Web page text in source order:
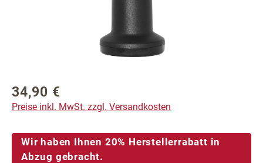
Regulärer Preis:
34,90 €
Preise inkl. MwSt. zzgl. Versandkosten
Wir haben Ihnen 20% Herstellerrabatt in
Abzug gebracht.